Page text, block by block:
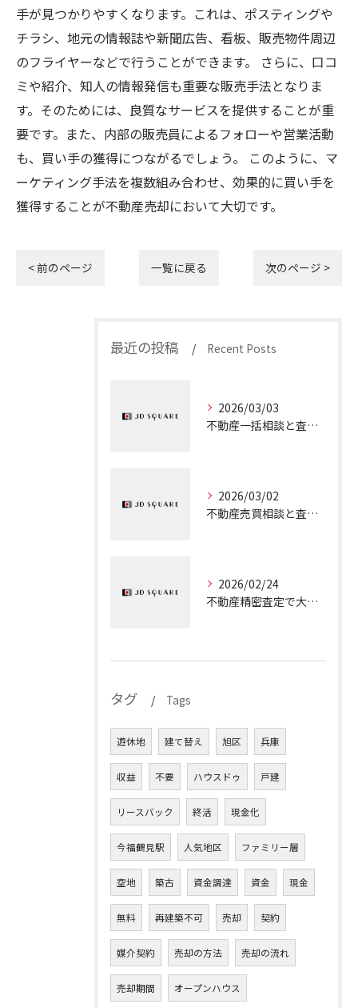
手が見つかりやすくなります。これは、ポスティングや
チラシ、地元の情報誌や新聞広告、看板、販売物件周辺
のフライヤーなどで行うことができます。 さらに、口コ
ミや紹介、知人の情報発信も重要な販売手法となりま
す。そのためには、良質なサービスを提供することが重
要です。また、内部の販売員によるフォローや営業活動
も、買い手の獲得につながるでしょう。 このように、マ
ーケティング手法を複数組み合わせ、効果的に買い手を
獲得することが不動産売却において大切です。
< 前のページ 一覧に戻る 次のページ >
最近の投稿 Recent Posts
2026/03/03
不動産一括相談と査定を大阪市城東区で安心して活用するための実践ガイド
2026/03/02
不動産売買相談と査定を大阪府でスムーズに行う実践ガイド
2026/02/24
不動産精密査定で大阪府の売却を成功に導くための実践ポイント解説
タグ Tags
遊休地 建て替え 旭区 兵庫
収益 不要 ハウスドゥ 戸建
リースバック 終活 現金化
今福鶴見駅 人気地区 ファミリー層
空地 築古 資金調達 資金 現金
無料 再建築不可 売却 契約
媒介契約 売却の方法 売却の流れ
売却期間 オープンハウス